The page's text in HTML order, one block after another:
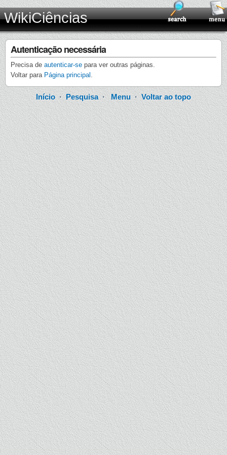
WikiCiências
Autenticação necessária
Precisa de autenticar-se para ver outras páginas.
Voltar para Página principal .
Início · Pesquisa·Menu ·Voltar ao topo